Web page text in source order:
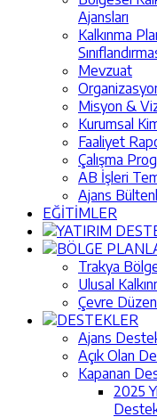
Ajansları
Kalkınma
Mevzuat
Misyon &
Kurumsal
Faaliyet
Çalışma
AB İşleri
Ajans
EĞİTİMLER
YATIRIM
BÖLGE
Trakya
Ulusal
Çevre
DESTEKLER
Ajans
Açık Olan
Kapanan
2025